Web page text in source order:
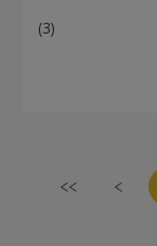
(3)
<< <